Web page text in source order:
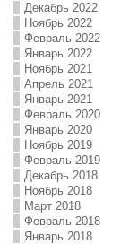
Декабрь 2022
Ноябрь 2022
Февраль 2022
Январь 2022
Ноябрь 2021
Апрель 2021
Январь 2021
Февраль 2020
Январь 2020
Ноябрь 2019
Февраль 2019
Декабрь 2018
Ноябрь 2018
Март 2018
Февраль 2018
Январь 2018